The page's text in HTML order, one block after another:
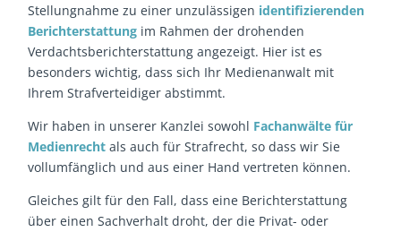
Stellungnahme zu einer unzulässigen identifizierenden
Berichterstattung im Rahmen der drohenden
Verdachtsberichterstattung angezeigt. Hier ist es
besonders wichtig, dass sich Ihr Medienanwalt mit
Ihrem Strafverteidiger abstimmt.
Wir haben in unserer Kanzlei sowohl Fachanwälte für
Medienrecht als auch für Strafrecht, so dass wir Sie
vollumfänglich und aus einer Hand vertreten können.
Gleiches gilt für den Fall, dass eine Berichterstattung
über einen Sachverhalt droht, der die Privat- oder